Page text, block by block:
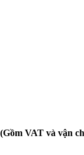
VAT và vận